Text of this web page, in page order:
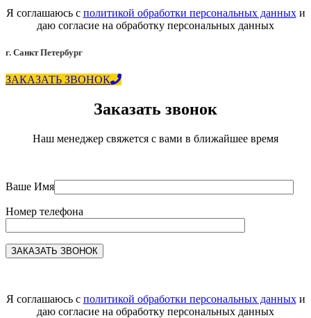
Я соглашаюсь с политикой обработки персональных данныхи
даю согласие на обработку персональных данных
г. Санкт Петербург
ЗАКАЗАТЬ ЗВОНОК
Заказать звонок
Наш менеджер свяжется с вами в ближайшее время
Ваше Имя
Номер телефона
Я соглашаюсь с политикой обработки персональных данныхи
даю согласие на обработку персональных данных